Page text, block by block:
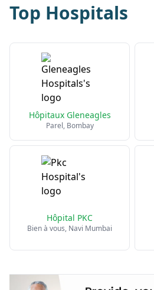
Top Hospitals
Hôpitaux Gleneagles
Parel, Bombay
Hôpital PKC
Bien à vous, Navi Mumbai